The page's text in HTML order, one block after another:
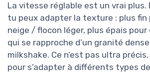
La vitesse réglable est un vrai plus.
tu peux adapter la texture : plus fin
neige / flocon léger, plus épais pour
qui se rapproche d’un granité dense
milkshake. Ce n’est pas ultra
pour s’adapter à différents types